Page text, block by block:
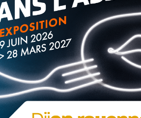
avoir perdu leur demi-finale, en
leur ticket pour la finale de la Coupe
de 3e place qualificative (47-21).